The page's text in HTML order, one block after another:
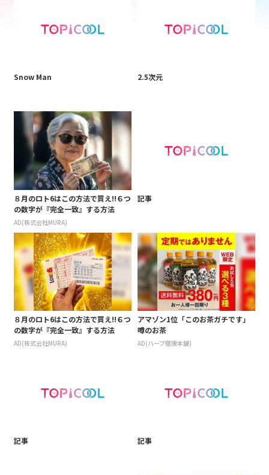
Snow Man 2.5次元
８月のロト6はこの方法で買え!!６つ
の数字が『完全一致』する方法
AD(株式会社MURA)
記事
８月のロト6はこの方法で買え!!６つ
の数字が『完全一致』する方法
AD(株式会社MURA)
アマゾン1位「このお茶ガチです」
噂のお茶
AD(ハーブ健康本舗)
記事 記事